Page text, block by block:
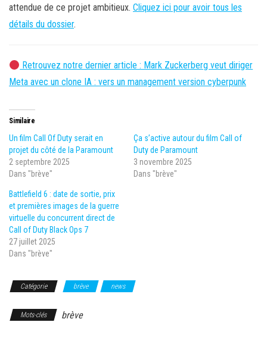
attendue de ce projet ambitieux. Cliquez ici pour avoir tous les
détails du dossier.
Retrouvez notre dernier article : Mark Zuckerberg veut diriger
Meta avec un clone IA : vers un management version cyberpunk
Similaire
Un film Call Of Duty serait en
projet du côté de la Paramount
2 septembre 2025
Dans "brève"
Ça s’active autour du film Call of
Duty de Paramount
3 novembre 2025
Dans "brève"
Battlefield 6 : date de sortie, prix
et premières images de la guerre
virtuelle du concurrent direct de
Call of Duty Black Ops 7
27 juillet 2025
Dans "brève"
Catégorie brève news
Mots-clés brève